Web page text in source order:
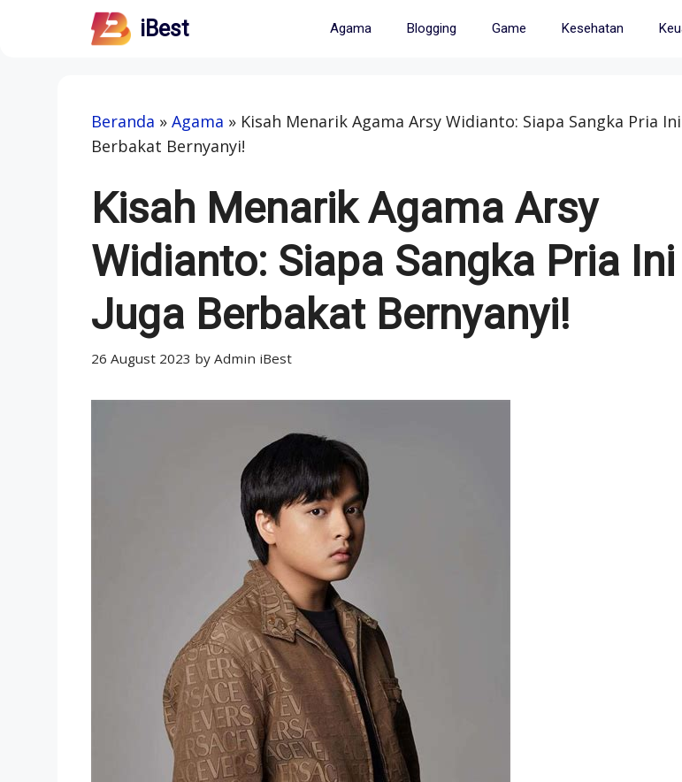
iBest Agama Blogging Game Kesehatan
Beranda » Agama » Kisah Menarik Agama Arsy Widianto: Siapa Sangka Pria Ini
Berbakat Bernyanyi!
Kisah Menarik Agama Arsy
Widianto: Siapa Sangka Pria Ini
Juga Berbakat Bernyanyi!
26 August 2023 by Admin iBest